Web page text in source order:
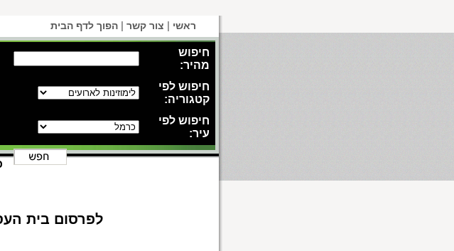
ראשי | צור קשר | הפוך לדף הבית
חיפוש
מהיר:
חיפוש לפי
קטגוריה:
חיפוש לפי
עיר:
לפרסום בית העסק שלך